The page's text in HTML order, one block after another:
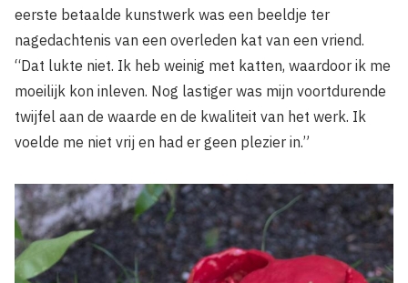
eerste betaalde kunstwerk was een beeldje ter
nagedachtenis van een overleden kat van een vriend.
“Dat lukte niet. Ik heb weinig met katten, waardoor ik me
moeilijk kon inleven. Nog lastiger was mijn voortdurende
twijfel aan de waarde en de kwaliteit van het werk. Ik
voelde me niet vrij en had er geen plezier in.”